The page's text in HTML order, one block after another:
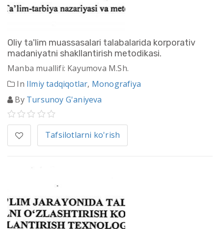
Oliy ta'lim muassasalari talabalarida korporativ
madaniyatni shakllantirish metodikasi.
Manba muallifi: Kayumova M.Sh.
In Ilmiy tadqiqotlar, Monografiya
By Tursunoy G'aniyeva
Tafsilotlarni ko'rish